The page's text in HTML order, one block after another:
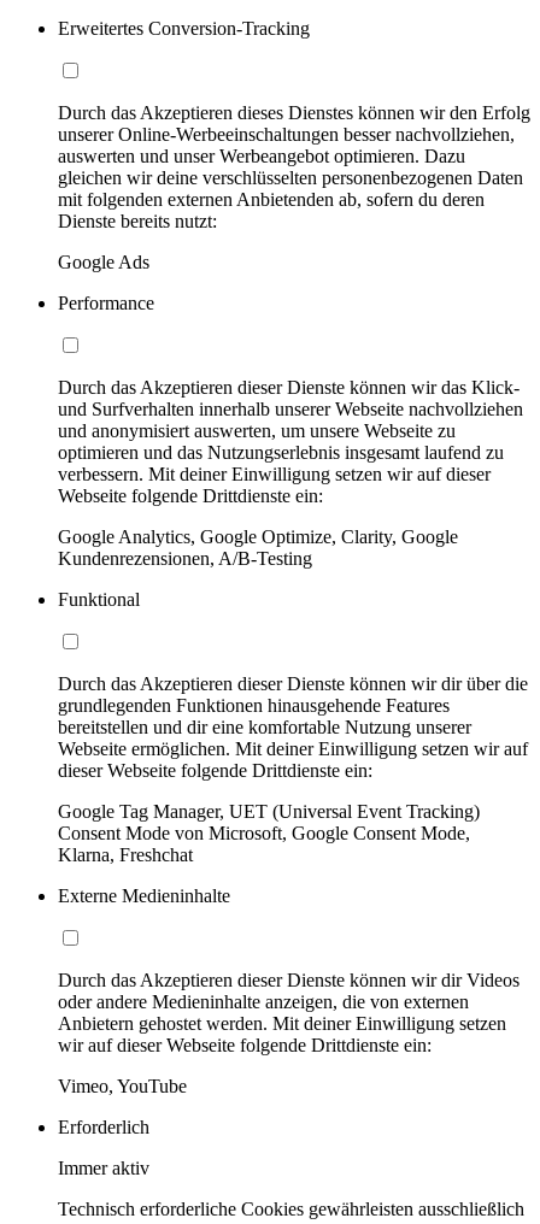
Erweitertes Conversion-Tracking
Durch das Akzeptieren dieses Dienstes können wir den Erfolg
unserer Online-Werbeeinschaltungen besser nachvollziehen,
auswerten und unser Werbeangebot optimieren. Dazu
gleichen wir deine verschlüsselten personenbezogenen Daten
mit folgenden externen Anbietenden ab, sofern du deren
Dienste bereits nutzt:
Google Ads
Performance
Durch das Akzeptieren dieser Dienste können wir das Klick-
und Surfverhalten innerhalb unserer Webseite nachvollziehen
und anonymisiert auswerten, um unsere Webseite zu
optimieren und das Nutzungserlebnis insgesamt laufend zu
verbessern. Mit deiner Einwilligung setzen wir auf dieser
Webseite folgende Drittdienste ein:
Google Analytics, Google Optimize, Clarity, Google
Kundenrezensionen, A/B-Testing
Funktional
Durch das Akzeptieren dieser Dienste können wir dir über die
grundlegenden Funktionen hinausgehende Features
bereitstellen und dir eine komfortable Nutzung unserer
Webseite ermöglichen. Mit deiner Einwilligung setzen wir auf
dieser Webseite folgende Drittdienste ein:
Google Tag Manager, UET (Universal Event Tracking)
Consent Mode von Microsoft, Google Consent Mode,
Klarna, Freshchat
Externe Medieninhalte
Durch das Akzeptieren dieser Dienste können wir dir Videos
oder andere Medieninhalte anzeigen, die von externen
Anbietern gehostet werden. Mit deiner Einwilligung setzen
wir auf dieser Webseite folgende Drittdienste ein:
Vimeo, YouTube
Erforderlich
Immer aktiv
Technisch erforderliche Cookies gewährleisten ausschließlich